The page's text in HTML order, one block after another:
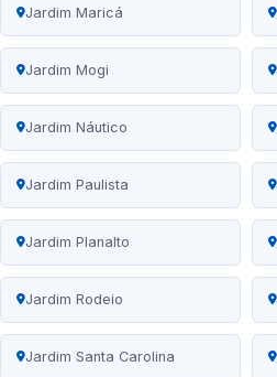
Jardim Maricá
Jardim Mogi
Jardim Náutico
Jardim Paulista
Jardim Planalto
Jardim Rodeio
Jardim Santa Carolina